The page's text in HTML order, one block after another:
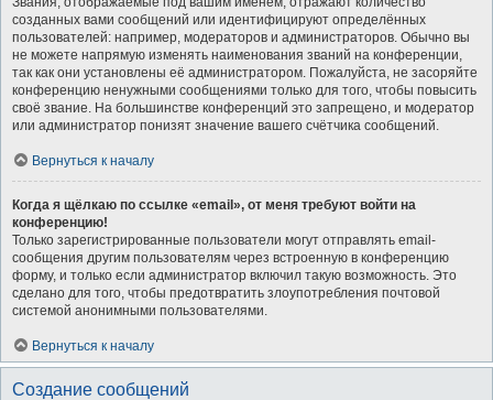
созданных вами сообщений или идентифицируют определённых
пользователей: например, модераторов и администраторов. Обычно вы
не можете напрямую изменять наименования званий на конференции,
так как они установлены её администратором. Пожалуйста, не засоряйте
конференцию ненужными сообщениями только для того, чтобы повысить
своё звание. На большинстве конференций это запрещено, и модератор
или администратор понизят значение вашего счётчика сообщений.
Вернуться к началу
Когда я щёлкаю по ссылке «email», от меня требуют войти на
конференцию!
Только зарегистрированные пользователи могут отправлять email-
сообщения другим пользователям через встроенную в конференцию
форму, и только если администратор включил такую возможность. Это
сделано для того, чтобы предотвратить злоупотребления почтовой
системой анонимными пользователями.
Вернуться к началу
Создание сообщений